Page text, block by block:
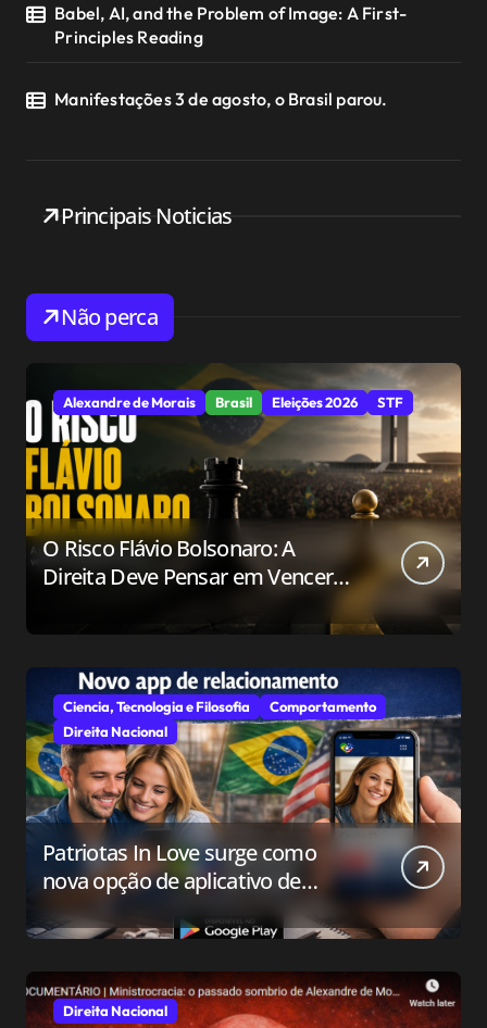
Babel, AI, and the Problem of Image: A First-
Principles Reading
Manifestações 3 de agosto, o Brasil parou.
Principais Noticias
Não perca
Alexandre de Morais Brasil Eleições 2026 STF
O Risco Flávio Bolsonaro: A
Direita Deve Pensar em Vencer
Ciencia, Tecnologia e Filosofia
Comportamento
Direita Nacional
Patriotas In Love surge como
nova opção de aplicativo de
relacionamento para o público
conservador
Direita Nacional